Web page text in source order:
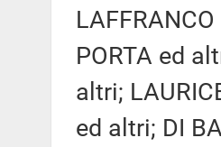
PORTA ed
altri;
ed altri; DI